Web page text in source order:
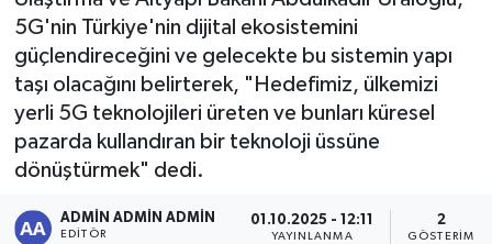
5G'nin Türkiye'nin dijital ekosistemini
güçlendireceğini ve gelecekte bu sistemin yapı
taşı olacağını belirterek, "Hedefimiz, ülkemizi
yerli 5G teknolojileri üreten ve bunları küresel
pazarda kullandıran bir teknoloji üssüne
dönüştürmek" dedi.
ADMİN ADMİN ADMİN
EDITÖR
01.10.2025 - 12:11
YAYINLANMA
2
GÖSTERIM
Genel
Gündem
Magazin
Sağlık
Siyaset
Haber Arşivi